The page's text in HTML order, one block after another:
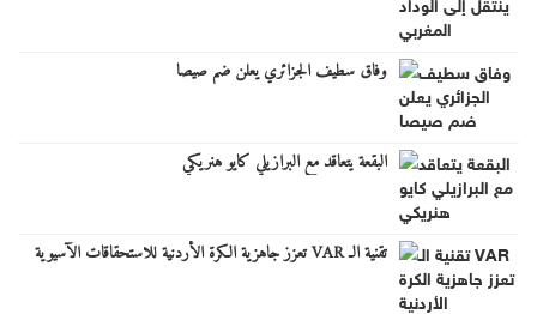
وفاق سطيف الجزائري يعلن ضم صيصا
البقعة يتعاقد مع البرازيلي كايو هنريكي
تقنية الـ VAR تعزز جاهزية الكرة الأردنية للاستحقاقات الآسيوية